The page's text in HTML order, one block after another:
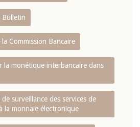
Bulletin
Commission Bancaire
la monétique interbancaire dans
surveillance des services de
la monnaie électronique